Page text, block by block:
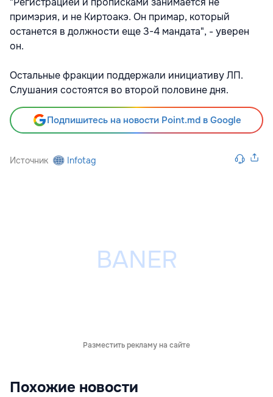
примэрия, и не Киртоакэ. Он примар, который
останется в должности еще 3-4 мандата", - уверен
он.
Остальные фракции поддержали инициативу ЛП.
Слушания состоятся во второй половине дня.
Подпишитесь на новости Point.md в Google
Источник Infotag
Разместить рекламу на сайте
Похожие новости